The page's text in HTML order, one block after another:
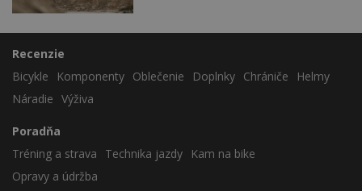
Recenzie
Bicykle
Komponenty Oblečenie Doplnky Chrániče
Helmy
Náradie Výživa
Poradňa
Tréning a strava
Technika jazdy
Kam na bike
Opravy a údržba